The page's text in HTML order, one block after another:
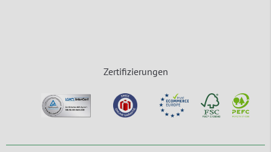
Zertifizierungen